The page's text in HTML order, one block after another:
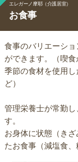
エレガーノ摩耶（介護居室）
お食事
食事のバリエーシ
ができます。（喫食
季節の食材を使用
ど）
管理栄養士が常勤
す。
お身体に状態（き
たお食事（減塩食